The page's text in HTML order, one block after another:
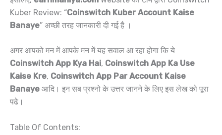
Kuber Review: “Coinswitch Kuber Account Kaise
Banaye” अच्छी तरह जानकारी दी गई है ।
अगर आपको मन में आपके मन में यह सवाल आ रहा होगा कि ये
Coinswitch App Kya Hai, Coinswitch App Ka Use
Kaise Kre, Coinswitch App Par Account Kaise
Banaye आदि। इन सब प्रश्नो के उत्तर जानने के लिए इस लेख को पूरा
पढे।
Table Of Contents: